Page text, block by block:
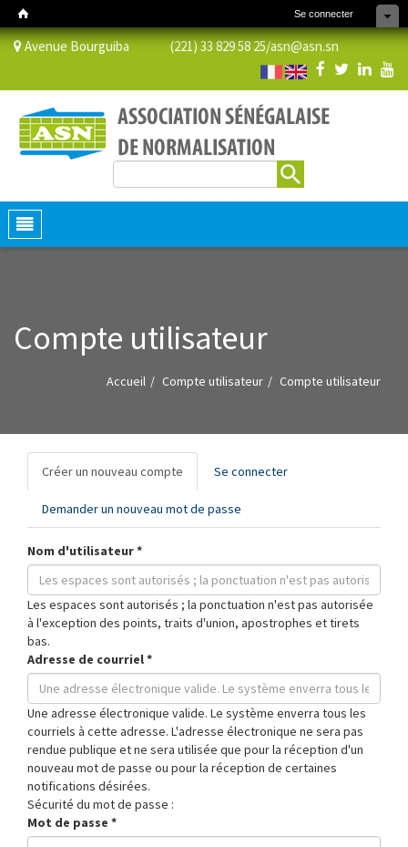
Se connecter
Avenue Bourguiba (221) 33 829 58 25/asn@asn.sn
Formulaire de recherche
Toggle
navigation
Compte utilisateur
Accueil Compte utilisateur Compte utilisateur
Onglets
principaux
Créer un nouveau compte (onglet
actif)
Se connecter
Demander un nouveau mot de passe
Nom d'utilisateur*
Les espaces sont autorisés ; la ponctuation n'est pas autorisée
à l'exception des points, traits d'union, apostrophes et tirets
bas.
Adresse de courriel*
Une adresse électronique valide. Le système enverra tous les
courriels à cette adresse. L'adresse électronique ne sera pas
rendue publique et ne sera utilisée que pour la réception d'un
nouveau mot de passe ou pour la réception de certaines
notifications désirées.
Sécurité du mot de passe :
Mot de passe *